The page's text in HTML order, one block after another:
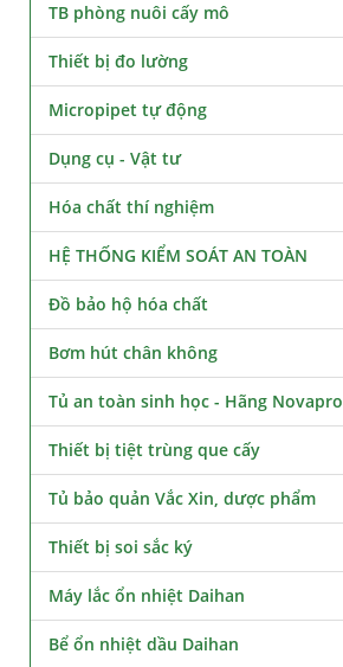
TB phòng nuôi cấy mô
Thiết bị đo lường
Micropipet tự động
Dụng cụ - Vật tư
Hóa chất thí nghiệm
HỆ THỐNG KIỂM SOÁT AN TOÀN
Đồ bảo hộ hóa chất
Bơm hút chân không
Tủ an toàn sinh học - Hãng Novapro
Thiết bị tiệt trùng que cấy
Tủ bảo quản Vắc Xin, dược phẩm
Thiết bị soi sắc ký
Máy lắc ổn nhiệt Daihan
Bể ổn nhiệt dầu Daihan